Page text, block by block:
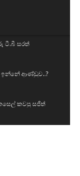
ටී.බී සරත්
ඉන්නේ ආණ්ඩුව..?
කවපු සජිත්